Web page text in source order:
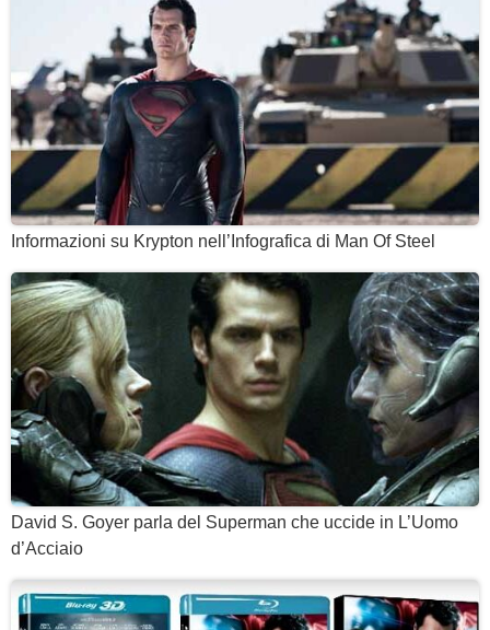
Informazioni su Krypton nell’Infografica di Man Of Steel
David S. Goyer parla del Superman che uccide in L’Uomo
d’Acciaio